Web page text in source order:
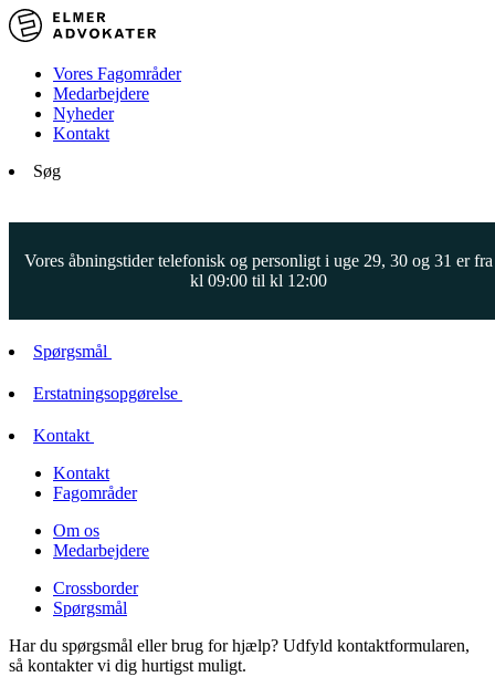
Vores Fagområder
Medarbejdere
Nyheder
Kontakt
Søg
Vores åbningstider telefonisk og personligt i uge 29, 30 og 31 er fra
kl 09:00 til kl 12:00
Spørgsmål
Erstatningsopgørelse
Kontakt
Kontakt
Fagområder
Om os
Medarbejdere
Crossborder
Spørgsmål
Har du spørgsmål eller brug for hjælp? Udfyld kontaktformularen,
så kontakter vi dig hurtigst muligt.